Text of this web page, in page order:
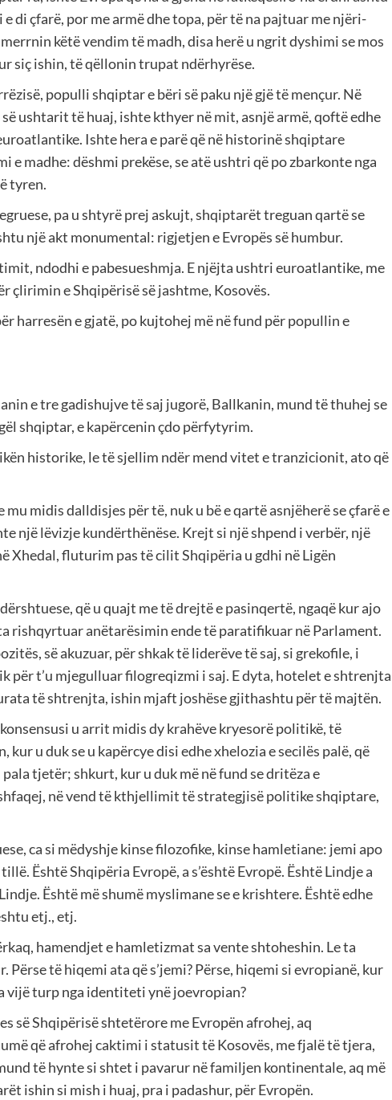
di çfarë, por me armë dhe topa, për të na pajtuar me njëri-
këtë vendim të madh, disa herë u ngrit dyshimi se mos
siç ishin, të qëllonin trupat ndërhyrëse.
populli shqiptar e bëri së paku një gjë të mençur. Në
ushtarit të huaj, ishte kthyer në mit, asnjë armë, qoftë edhe
Ishte hera e parë që në historinë shqiptare
e madhe: dëshmi prekëse, se atë ushtri që po zbarkonte nga
tyren.
pa u shtyrë prej askujt, shqiptarët treguan qartë se
një akt monumental: rigjetjen e Evropës së humbur.
ndodhi e pabesueshmja. E njëjta ushtri euroatlantike, me
çlirimin e Shqipërisë së jashtme, Kosovës.
harresën e gjatë, po kujtohej më në fund për popullin e
e tre gadishujve të saj jugorë, Ballkanin, mund të thuhej se
shqiptar, e kapërcenin çdo përfytyrim.
historike, le të sjellim ndër mend vitet e tranzicionit, ato që
midis dalldisjes për të, nuk u bë e qartë asnjëherë se çfarë e
një lëvizje kundërthënëse. Krejt si një shpend i verbër, një
Xhedal, fluturim pas të cilit Shqipëria u gdhi në Ligën
që u quajt me të drejtë e pasinqertë, ngaqë kur ajo
rishqyrtuar anëtarësimin ende të paratifikuar në Parlament.
së akuzuar, për shkak të liderëve të saj, si grekofile, i
t’u mjegulluar filogreqizmi i saj. E dyta, hotelet e shtrenjta
të shtrenjta, ishin mjaft joshëse gjithashtu për të majtën.
u arrit midis dy krahëve kryesorë politikë, të
u duk se u kapërcye disi edhe xhelozia e secilës palë, që
tjetër; shkurt, kur u duk më në fund se dritëza e
në vend të kthjellimit të strategjisë politike shqiptare,
ca si mëdyshje kinse filozofike, kinse hamletiane: jemi apo
Është Shqipëria Evropë, a s’është Evropë. Është Lindje a
Është më shumë myslimane se e krishtere. Është edhe
etj., etj.
hamendjet e hamletizmat sa vente shtoheshin. Le ta
të hiqemi ata që s’jemi? Përse, hiqemi si evropianë, kur
vijë turp nga identiteti ynë joevropian?
së Shqipërisë shtetërore me Evropën afrohej, aq
që afrohej caktimi i statusit të Kosovës, me fjalë të tjera,
të hynte si shtet i pavarur në familjen kontinentale, aq më
ishin si mish i huaj, pra i padashur, për Evropën.